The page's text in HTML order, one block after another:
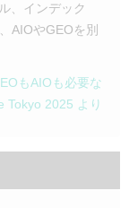
、インデック
AIOやGEOを別
もAIOも必要な
2025 より